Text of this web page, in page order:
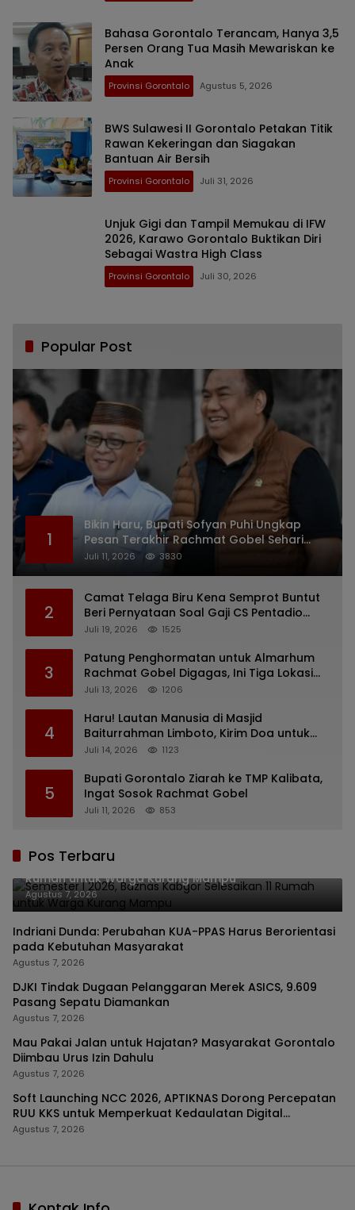
Bahasa Gorontalo Terancam, Hanya 3,5
Persen Orang Tua Masih Mewariskan ke
Anak
Provinsi Gorontalo Agustus 5, 2026
BWS Sulawesi II Gorontalo Petakan Titik
Rawan Kekeringan dan Siagakan
Bantuan Air Bersih
Provinsi Gorontalo Juli 31, 2026
Unjuk Gigi dan Tampil Memukau di IFW
2026, Karawo Gorontalo Buktikan Diri
Sebagai Wastra High Class
Provinsi Gorontalo Juli 30, 2026
Popular Post
1
Bikin Haru, Bupati Sofyan Puhi Ungkap
Pesan Terakhir Rachmat Gobel Sehari
Sebelum Wafat
Juli 11, 2026 3830
2
Camat Telaga Biru Kena Semprot Buntut
Beri Pernyataan Soal Gaji CS Pentadio
Barat yang Nunggak
Juli 19, 2026 1525
3
Patung Penghormatan untuk Almarhum
Rachmat Gobel Digagas, Ini Tiga Lokasi
yang Diusulkan
Juli 13, 2026 1206
4
Haru! Lautan Manusia di Masjid
Baiturrahman Limboto, Kirim Doa untuk
Almarhum Rachmat Gobel
Juli 14, 2026 1123
5
Bupati Gorontalo Ziarah ke TMP Kalibata,
Ingat Sosok Rachmat Gobel
Juli 11, 2026 853
Pos Terbaru
Semester I 2026, Baznas Kabgor Selesaikan 11
Rumah untuk Warga Kurang Mampu
Agustus 7, 2026
Indriani Dunda: Perubahan KUA-PPAS Harus Berorientasi
pada Kebutuhan Masyarakat
Agustus 7, 2026
DJKI Tindak Dugaan Pelanggaran Merek ASICS, 9.609
Pasang Sepatu Diamankan
Agustus 7, 2026
Mau Pakai Jalan untuk Hajatan? Masyarakat Gorontalo
Diimbau Urus Izin Dahulu
Agustus 7, 2026
Soft Launching NCC 2026, APTIKNAS Dorong Percepatan
RUU KKS untuk Memperkuat Kedaulatan Digital
Indonesia
Agustus 7, 2026